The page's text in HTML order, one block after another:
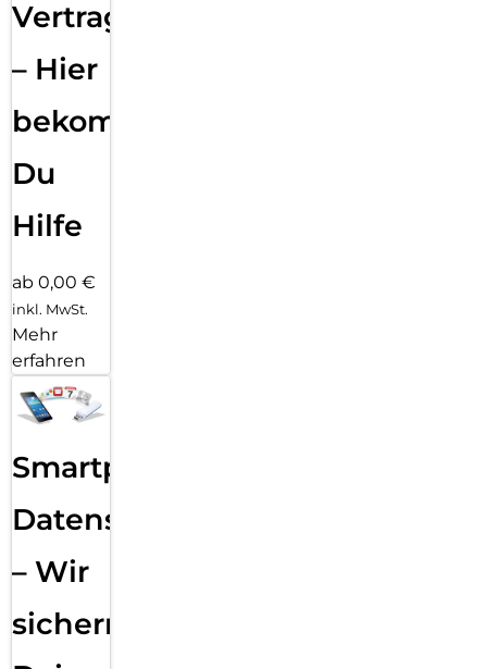
Vertragsabwicklung
– Hier
bekommst
Du
Hilfe
ab 0,00 €
inkl. MwSt.
Mehr
erfahren
Smartphone
Datensicherung
– Wir
sichern